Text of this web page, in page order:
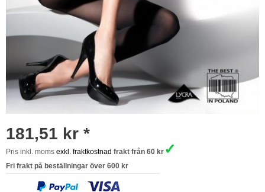
181,51 kr *
Pris inkl. moms exkl. fraktkostnad frakt från 60 kr ✓
Fri frakt på beställningar över 600 kr